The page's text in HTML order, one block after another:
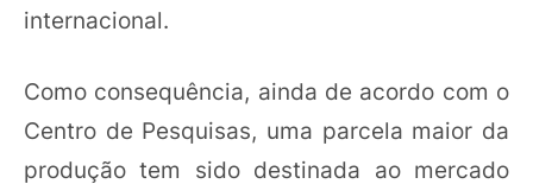
internacional.
Como consequência, ainda de acordo com o
Centro de Pesquisas, uma parcela maior da
produção tem sido destinada ao mercado